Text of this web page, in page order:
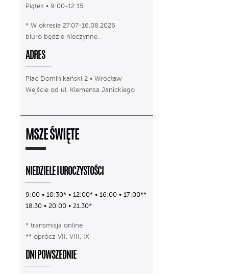
Piątek • 9:00-12:15
* W okresie 27.07-16.08.2026
biuro będzie nieczynne.
ADRES
Plac Dominikański 2 • Wrocław
Wejście od ul. Klemensa Janickiego
MSZE ŚWIĘTE
NIEDZIELE I UROCZYSTOŚCI
9:00 • 10:30* • 12:00* • 16:00 • 17:00**
18.30 • 20:00 • 21.30*
* transmisja online
** oprócz VII, VIII, IX
DNI POWSZEDNIE